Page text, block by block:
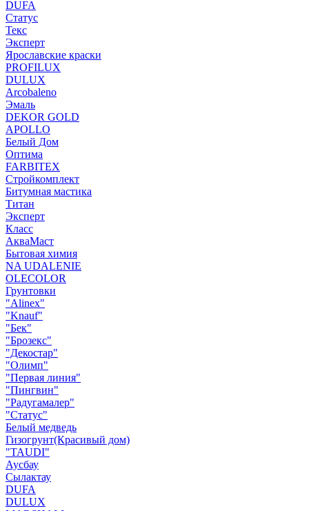
DUFA
Статус
Текс
Эксперт
Ярославские краски
PROFILUX
DULUX
Arcobaleno
Эмаль
DEKOR GOLD
APOLLO
Белый Дом
Оптима
FARBITEX
Стройкомплект
Битумная мастика
Титан
Эксперт
Класс
АкваМаст
Бытовая химия
NA UDALENIE
OLECOLOR
Грунтовки
"Alinex"
"Knauf"
"Бек"
"Брозекс"
"Декостар"
"Олимп"
"Первая линия"
"Пингвин"
"Радугамалер"
"Статус"
Белый медведь
Гизогрунт(Красивый дом)
"TAUDI"
Аусбау
Сылактау
DUFA
DULUX